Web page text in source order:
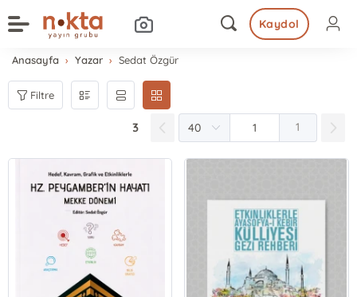
Kaydol
Anasayfa Yazar Sedat Özgür
Filtre
3 1